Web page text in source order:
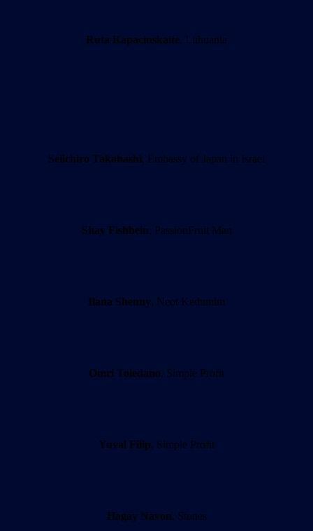
Ruta Kapacinskaite, Lithuania
Seiichiro Takahashi, Embassy of Japan in Israel
Shay Fishbein, PassionFruit Man
Ilana Shenny, Neot Kedumim
Omri Toledano, Simple Profit
Yuval Filip, Simple Profit
Hagay Navon, Stones